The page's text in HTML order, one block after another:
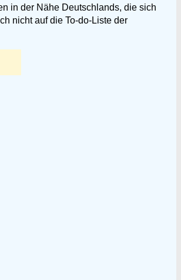
in der Nähe Deutschlands, die sich
nicht auf die To-do-Liste der